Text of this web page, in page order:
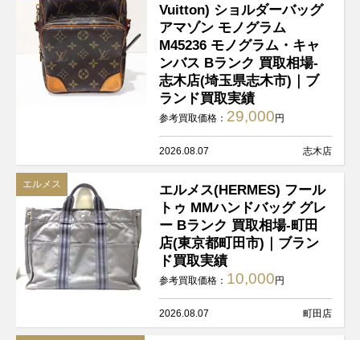
Vuitton) ショルダーバッグ
アマゾン モノグラム
M45236 モノグラム・キャ
ンバス Bランク 買取相場-
志木店(埼玉県志木市)｜ブ
ランド買取実績
参考買取価格： 29,000 円
2026.08.07 志木店
エルメス
エルメス(HERMES) フール
トゥ MMハンドバッグ グレ
ー Bランク 買取相場-町田
店(東京都町田市)｜ブラン
ド買取実績
参考買取価格： 10,000 円
2026.08.07 町田店